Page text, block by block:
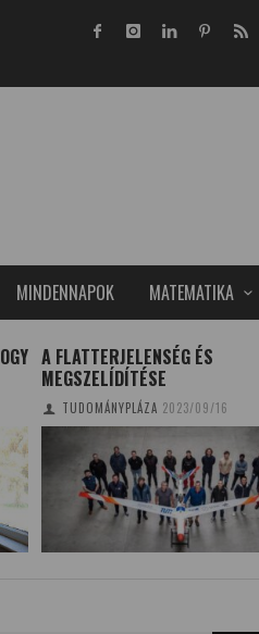
MINDENNAPOK MATEMATIKA
A FLATTERJELENSÉG ÉS
MEGSZELÍDÍTÉSE
TUDOMÁNYPLÁZA 2023/09/16